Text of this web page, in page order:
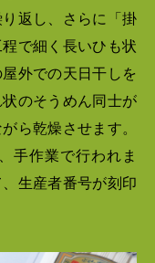
返し、さらに「掛
で細く長いひも状
外での天日干しを
のそうめん同士が
ら乾燥させます。
手作業で行われま
生産者番号が刻印